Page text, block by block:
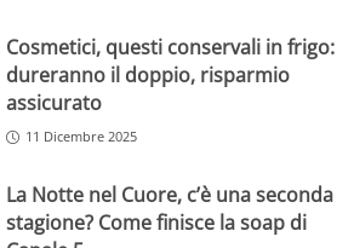
Cosmetici, questi conservali in frigo:
dureranno il doppio, risparmio
assicurato
11 Dicembre 2025
La Notte nel Cuore, c’è una seconda
stagione? Come finisce la soap di